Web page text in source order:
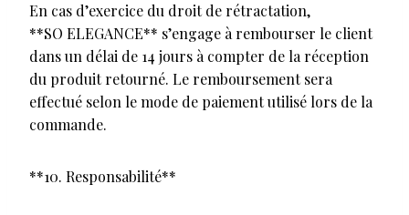
En cas d’exercice du droit de rétractation,
**SO ELEGANCE** s’engage à rembourser le client
dans un délai de 14 jours à compter de la réception
du produit retourné. Le remboursement sera
effectué selon le mode de paiement utilisé lors de la
commande.
**10. Responsabilité**